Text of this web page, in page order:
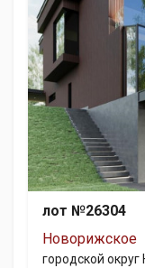
лот №26304
Новорижское
городской